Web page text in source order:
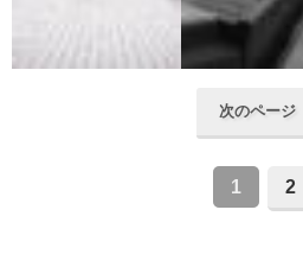
次のページ
1 2